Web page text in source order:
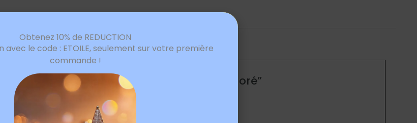
à chaîne avec pendentif étoile doré”
obligatoires sont indiqués avec*
Obtenez 10% de REDUCTION
avec le code : ETOILE, seulement sur votre première
commande !